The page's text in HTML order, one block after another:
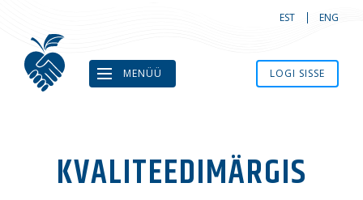
EST ENG
MENÜÜ LOGI SISSE
KVALITEEDIMÄRGIS